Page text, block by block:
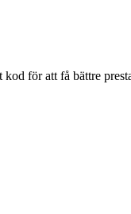
kod för att få bättre